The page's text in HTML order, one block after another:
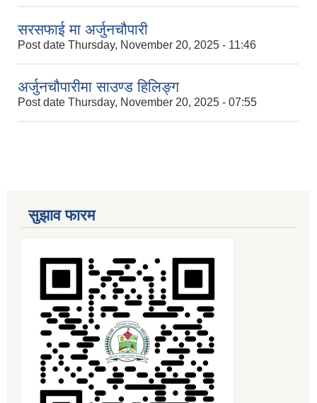
सरसफाई मा अर्जुनचौपारी
Post date Thursday, November 20, 2025 - 11:46
अर्जुनचौपारीमा साउण्ड हिलिङ्ग
Post date Thursday, November 20, 2025 - 07:55
सुझाव फारम